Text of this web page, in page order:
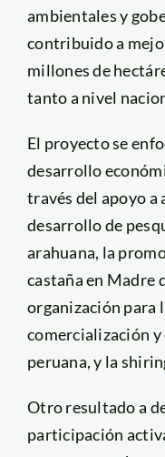
ambientales y
contribuido a
millones de
tanto a nivel
El proyecto se
desarrollo
través del apoyo a
desarrollo de
arahuana, la
castaña en Madre
organización para
comercialización
peruana, y la
Otro resultado a
participación